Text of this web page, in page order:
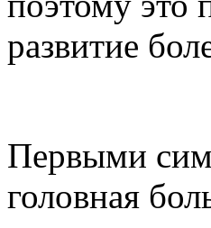
развитие
Первыми
головная